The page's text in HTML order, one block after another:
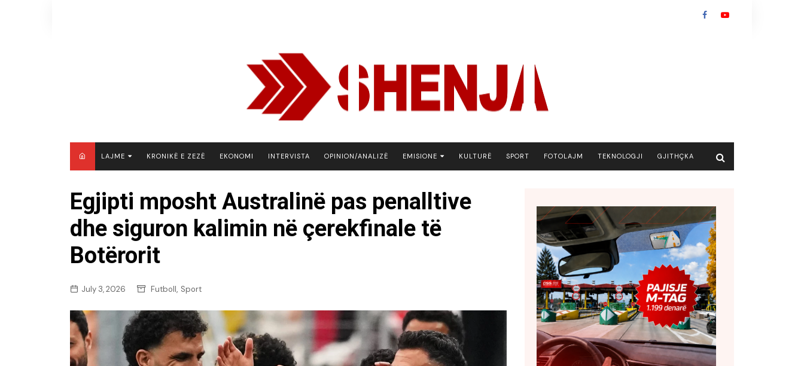
LAJME
KOSOVË
SHQIPËRI
BOTË
KRONIKË E ZEZË EKONOMI INTERVISTA OPINION/ANALIZË EMISIONE
BOTA NE FOKUS
EKONOMIKS
INTERVISTA EMISION
KONAKU
KU E KISHIM FJALEN
KULTURË SPORT FOTOLAJM TEKNOLOGJI GJITHÇKA
Egjipti mposht Australinë pas penalltive
dhe siguron kalimin në çerekfinale të
Botërorit
July 3, 2026 Futboll, Sport